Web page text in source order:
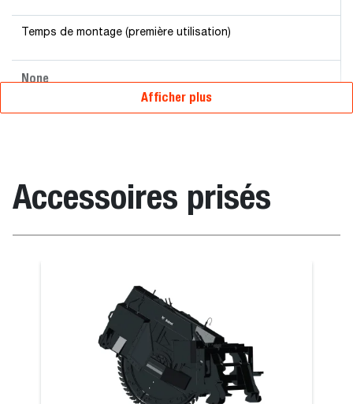
Temps de montage (première utilisation)
None
Afficher plus
Accessoires prisés